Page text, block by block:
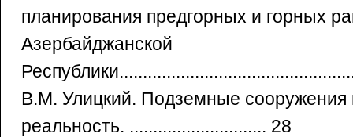
планирования предгорных и горных
Азербайджанской
В.М. Улицкий. Подземные сооружения
реальность. ............................. 28